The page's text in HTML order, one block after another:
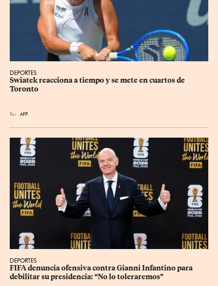
DEPORTES
Swiatek reacciona a tiempo y se mete en cuartos de
Toronto
Por AFP
DEPORTES
FIFA denuncia ofensiva contra Gianni Infantino para
debilitar su presidencia: “No lo toleraremos”